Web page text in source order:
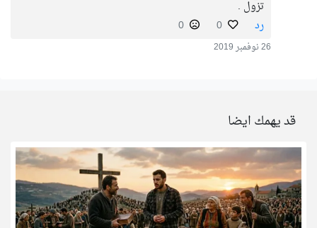
تزول .
رد
0
0
26 نوفمبر 2019
قد يهمك ايضا